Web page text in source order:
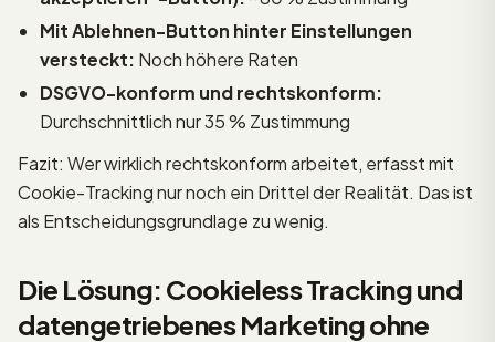
Mit Ablehnen-Button hinter Einstellungen
versteckt: Noch höhere Raten
DSGVO-konform und rechtskonform:
Durchschnittlich nur 35 % Zustimmung
Fazit: Wer wirklich rechtskonform arbeitet, erfasst mit
Cookie-Tracking nur noch ein Drittel der Realität. Das ist
als Entscheidungsgrundlage zu wenig.
Die Lösung: Cookieless Tracking und
datengetriebenes Marketing ohne